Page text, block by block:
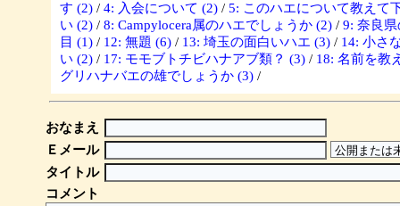
す (2) / 4: 入会について (2) / 5: このハエについて教えて
い (2) / 8: Campylocera属のハエでしょうか (2) / 9: 奈良
目 (1) / 12: 無題 (6) / 13: 埼玉の面白いハエ (3) / 14: 小さ
い (2) / 17: モモブトチビハナアブ類？ (3) / 18: 名前を教
グリハナバエの雄でしょうか (3) /
おなまえ
Ｅメール
タイトル
コメント